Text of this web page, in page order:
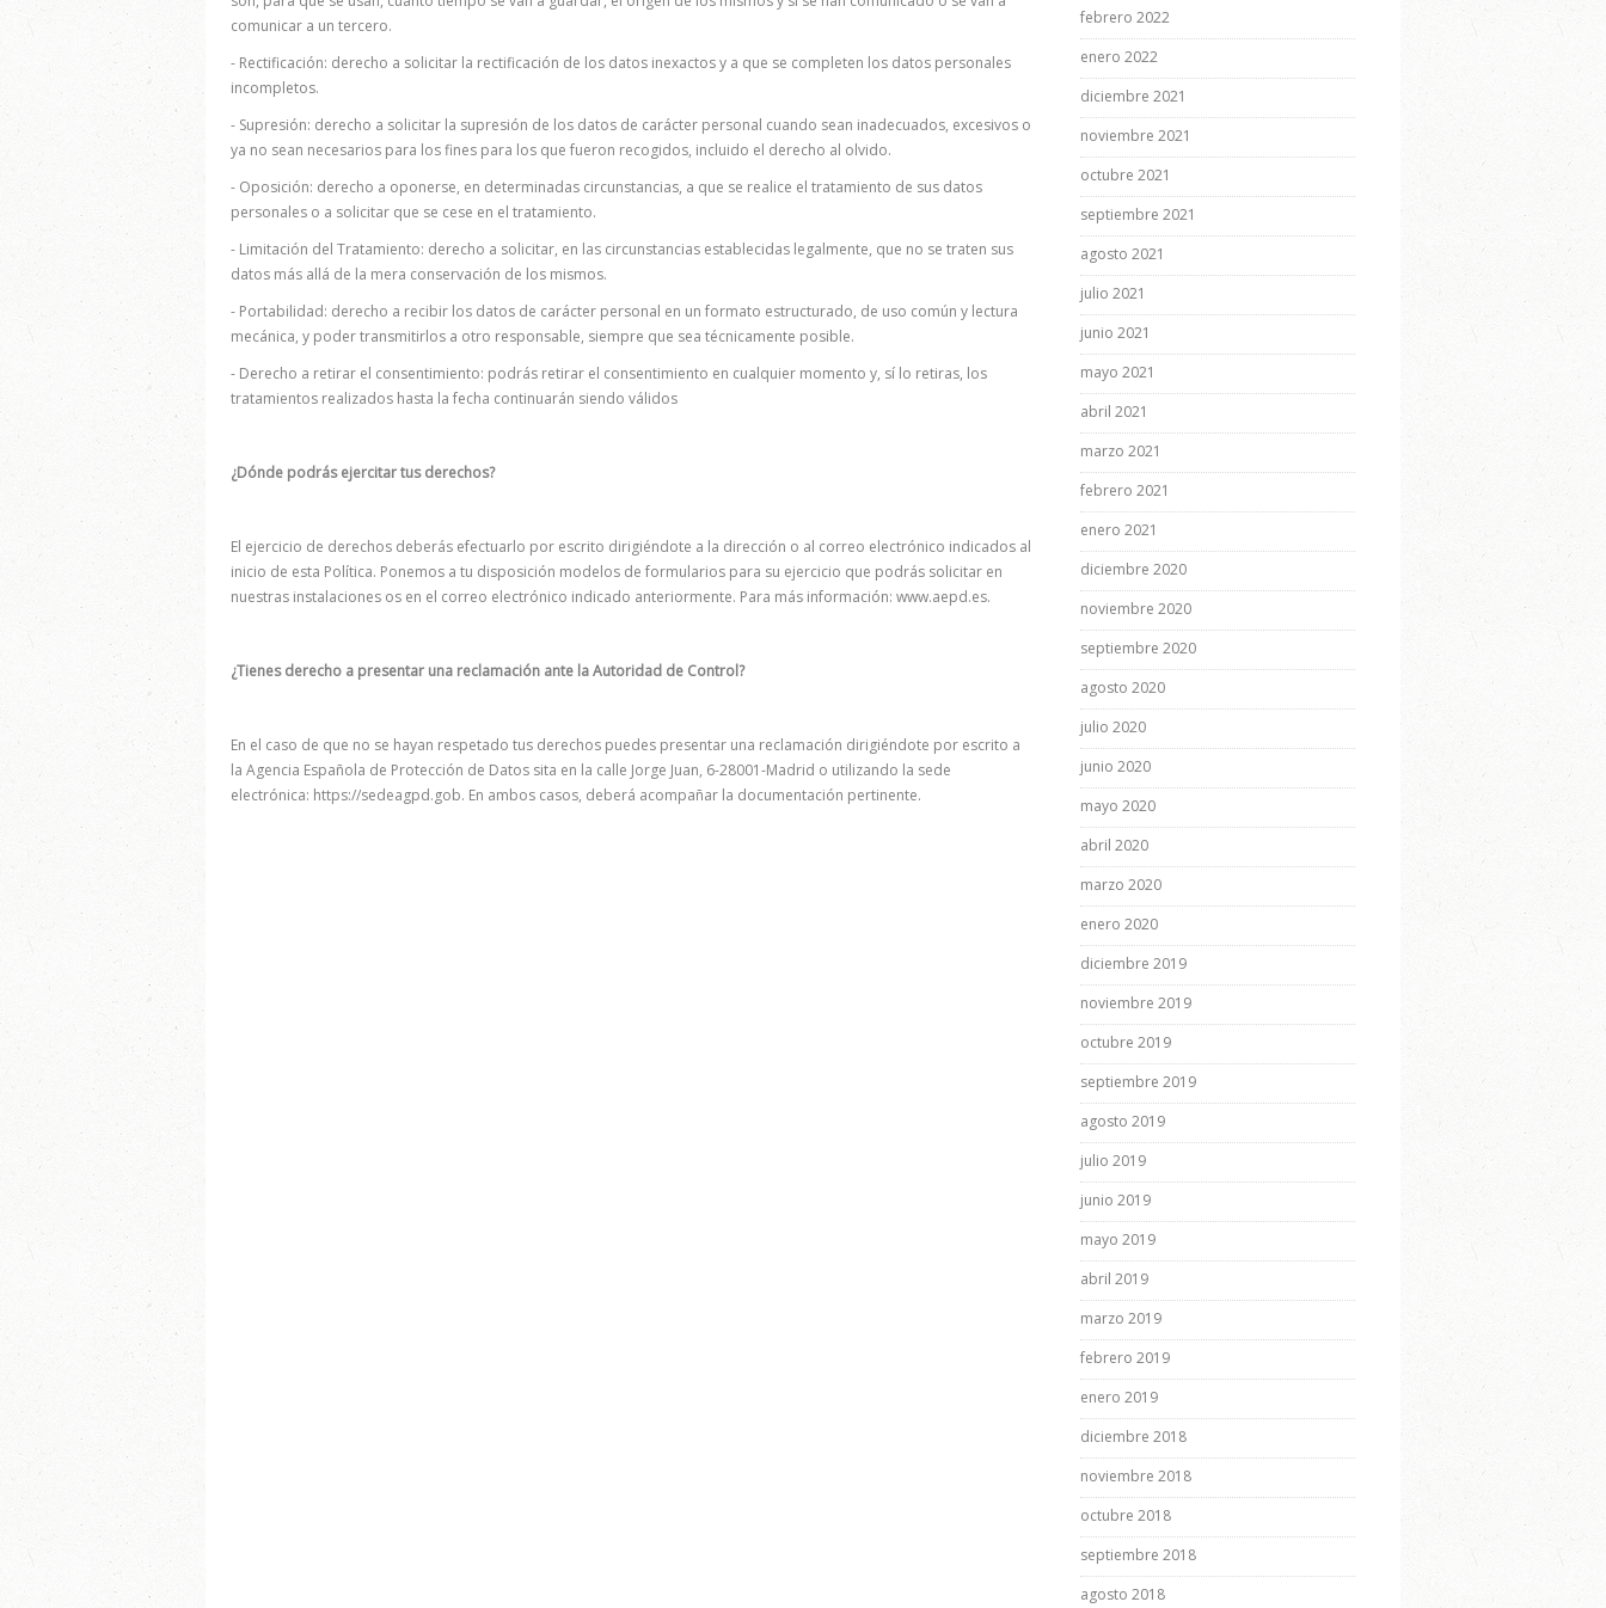
comunicar a un tercero.
- Rectificación: derecho a solicitar la rectificación de los datos inexactos y a que se completen los datos personales
incompletos.
- Supresión: derecho a solicitar la supresión de los datos de carácter personal cuando sean inadecuados, excesivos o
ya no sean necesarios para los fines para los que fueron recogidos, incluido el derecho al olvido.
- Oposición: derecho a oponerse, en determinadas circunstancias, a que se realice el tratamiento de sus datos
personales o a solicitar que se cese en el tratamiento.
- Limitación del Tratamiento: derecho a solicitar, en las circunstancias establecidas legalmente, que no se traten sus
datos más allá de la mera conservación de los mismos.
- Portabilidad: derecho a recibir los datos de carácter personal en un formato estructurado, de uso común y lectura
mecánica, y poder transmitirlos a otro responsable, siempre que sea técnicamente posible.
- Derecho a retirar el consentimiento: podrás retirar el consentimiento en cualquier momento y, sí lo retiras, los
tratamientos realizados hasta la fecha continuarán siendo válidos
¿Dónde podrás ejercitar tus derechos?
El ejercicio de derechos deberás efectuarlo por escrito dirigiéndote a la dirección o al correo electrónico indicados al
inicio de esta Política. Ponemos a tu disposición modelos de formularios para su ejercicio que podrás solicitar en
nuestras instalaciones os en el correo electrónico indicado anteriormente. Para más información: www.aepd.es.
¿Tienes derecho a presentar una reclamación ante la Autoridad de Control?
En el caso de que no se hayan respetado tus derechos puedes presentar una reclamación dirigiéndote por escrito a
la Agencia Española de Protección de Datos sita en la calle Jorge Juan, 6-28001-Madrid o utilizando la sede
electrónica: https://sedeagpd.gob. En ambos casos, deberá acompañar la documentación pertinente.
febrero 2022
enero 2022
diciembre 2021
noviembre 2021
octubre 2021
septiembre 2021
agosto 2021
julio 2021
junio 2021
mayo 2021
abril 2021
marzo 2021
febrero 2021
enero 2021
diciembre 2020
noviembre 2020
septiembre 2020
agosto 2020
julio 2020
junio 2020
mayo 2020
abril 2020
marzo 2020
enero 2020
diciembre 2019
noviembre 2019
octubre 2019
septiembre 2019
agosto 2019
julio 2019
junio 2019
mayo 2019
abril 2019
marzo 2019
febrero 2019
enero 2019
diciembre 2018
noviembre 2018
octubre 2018
septiembre 2018
agosto 2018